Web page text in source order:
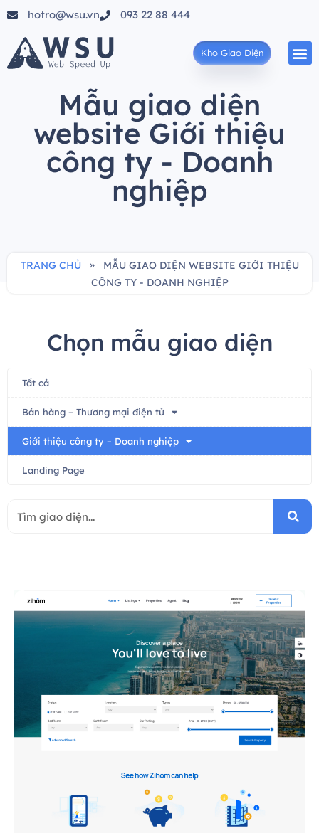
hotro@wsu.vn 093 22 88 444
Kho Giao Diện
Mẫu giao diện
website Giới thiệu
công ty - Doanh
nghiệp
TRANG CHỦ »
MẪU GIAO DIỆN WEBSITE GIỚI THIỆU
CÔNG TY - DOANH NGHIỆP
Chọn mẫu giao diện
Tất cả
Bán hàng – Thương mại điện tử
Giới thiệu công ty – Doanh nghiệp
Landing Page